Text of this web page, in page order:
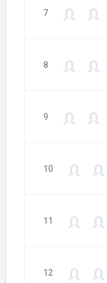
7
8
9
10
11
12